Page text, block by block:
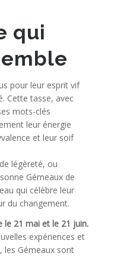
qui
pour leur esprit vif
Cette tasse, avec
mots-clés
leur énergie
et leur soif
légèreté, ou
Gémeaux de
qui célèbre leur
du changement.
le 21 mai et le 21 juin.
expériences et
les Gémeaux sont